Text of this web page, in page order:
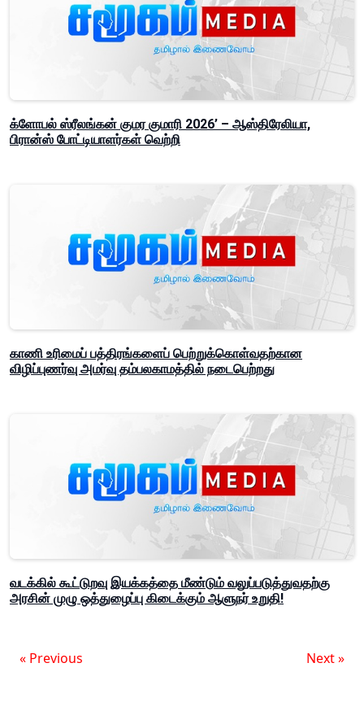
க்ளோபல் ஸ்ரீலங்கன் குமர குமாரி 2026’ – ஆஸ்திரேலியா,
பிரான்ஸ் போட்டியாளர்கள் வெற்றி
காணி உரிமைப் பத்திரங்களைப் பெற்றுக்கொள்வதற்கான
விழிப்புணர்வு அமர்வு தம்பலகாமத்தில் நடைபெற்றது
வடக்கில் கூட்டுறவு இயக்கத்தை மீண்டும் வலுப்படுத்துவதற்கு
அரசின் முழு ஒத்துழைப்பு கிடைக்கும் ஆளுநர் உறுதி!
« Previous Next »